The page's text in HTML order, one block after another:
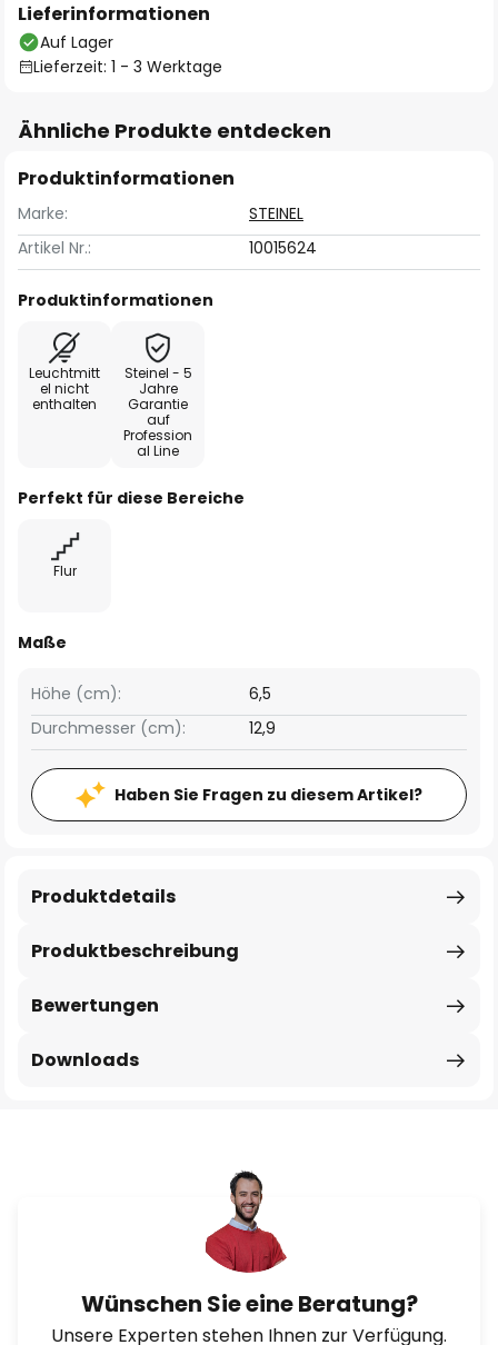
Lieferinformationen
Auf Lager
Lieferzeit: 1 - 3 Werktage
Ähnliche Produkte entdecken
Produktinformationen
Marke:
STEINEL
Artikel Nr.:
10015624
Produktinformationen
Leuchtmitt
el nicht
enthalten
Steinel - 5
Jahre
Garantie
auf
Profession
al Line
Perfekt für diese Bereiche
Flur
Maße
Höhe (cm):
6,5
Durchmesser (cm):
12,9
Haben Sie Fragen zu diesem Artikel?
Produktbeschreibung
Produktdetails
Bewertungen
Downloads
Wünschen Sie eine Beratung?
Unsere Experten stehen Ihnen zur Verfügung.